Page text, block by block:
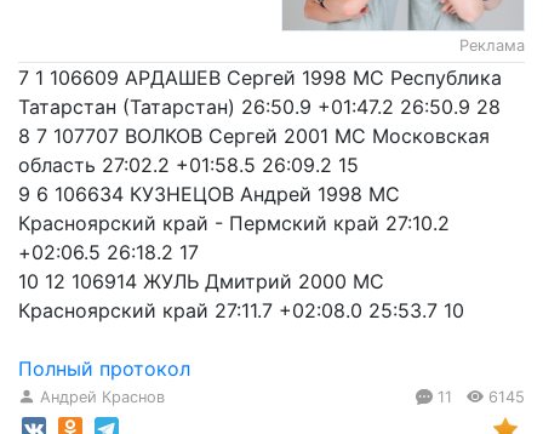
Реклама
7 1 106609 АРДАШЕВ Сергей 1998 МС Республика
Татарстан (Татарстан) 26:50.9 +01:47.2 26:50.9 28
8 7 107707 ВОЛКОВ Сергей 2001 МС Московская
область 27:02.2 +01:58.5 26:09.2 15
9 6 106634 КУЗНЕЦОВ Андрей 1998 МС
Красноярский край - Пермский край 27:10.2
+02:06.5 26:18.2 17
10 12 106914 ЖУЛЬ Дмитрий 2000 МС
Красноярский край 27:11.7 +02:08.0 25:53.7 10
Полный протокол
Андрей Краснов 11 6145